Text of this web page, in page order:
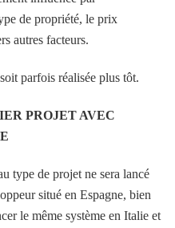
de propriété, le prix
autres facteurs.
parfois réalisée plus tôt.
PROJET AVEC
type de projet ne sera lancé
situé en Espagne, bien
le même système en Italie et